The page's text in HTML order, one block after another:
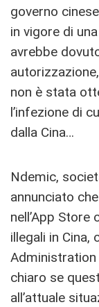
governo
in vigore di
avrebbe
non è stata
l’infezione di
dalla Cina…
Ndemic,
annunciato che
nell’App
illegali in Cina,
Administration
chiaro se
all’attuale